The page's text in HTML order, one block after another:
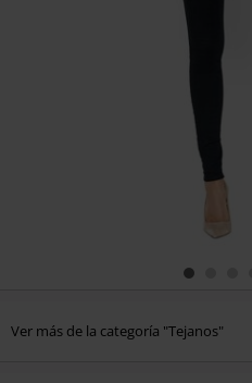
Ver más de la categoría "Tejanos"